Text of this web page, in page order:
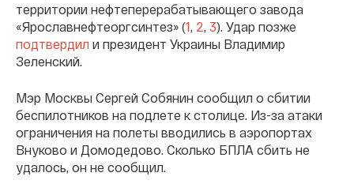
территории нефтеперерабатывающего завода
«Ярославнефтеоргсинтез» (1, 2, 3). Удар позже
подтвердил и президент Украины Владимир
Зеленский.
Мэр Москвы Сергей Собянин сообщил о сбитии
беспилотников на подлете к столице. Из-за атаки
ограничения на полеты вводились в аэропортах
Внуково и Домодедово. Сколько БПЛА сбить не
удалось, он не сообщил.